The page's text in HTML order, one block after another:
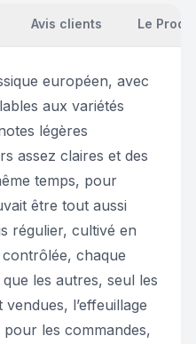
Avis clients Le
européen, avec
aux variétés
légères
assez claires et des
temps, pour
être tout aussi
régulier, cultivé en
chaque
les autres, seul les
l’effeuillage
les commandes,